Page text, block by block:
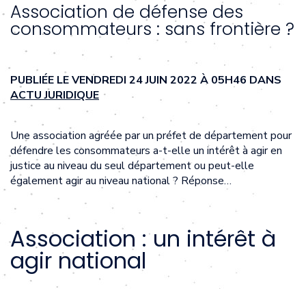
Association de défense des
consommateurs : sans frontière ?
PUBLIÉE LE VENDREDI 24 JUIN 2022 À 05H46 DANS
ACTU JURIDIQUE
Une association agréée par un préfet de département pour
défendre les consommateurs a-t-elle un intérêt à agir en
justice au niveau du seul département ou peut-elle
également agir au niveau national ? Réponse…
Association : un intérêt à
agir national